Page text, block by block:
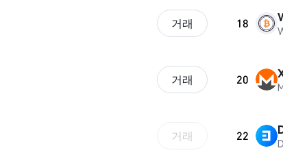
거래 18
거래 20
거래 22